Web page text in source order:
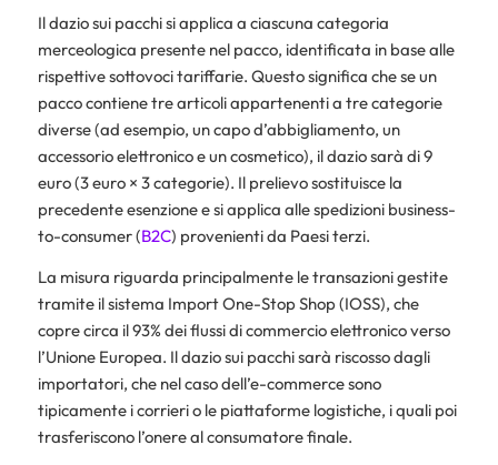
Il dazio sui pacchi si applica a ciascuna categoria
merceologica presente nel pacco, identificata in base alle
rispettive sottovoci tariffarie. Questo significa che se un
pacco contiene tre articoli appartenenti a tre categorie
diverse (ad esempio, un capo d’abbigliamento, un
accessorio elettronico e un cosmetico), il dazio sarà di 9
euro (3 euro × 3 categorie). Il prelievo sostituisce la
precedente esenzione e si applica alle spedizioni business-
to-consumer (B2C) provenienti da Paesi terzi.
La misura riguarda principalmente le transazioni gestite
tramite il sistema Import One-Stop Shop (IOSS), che
copre circa il 93% dei flussi di commercio elettronico verso
l’Unione Europea. Il dazio sui pacchi sarà riscosso dagli
importatori, che nel caso dell’e-commerce sono
tipicamente i corrieri o le piattaforme logistiche, i quali poi
trasferiscono l’onere al consumatore finale.